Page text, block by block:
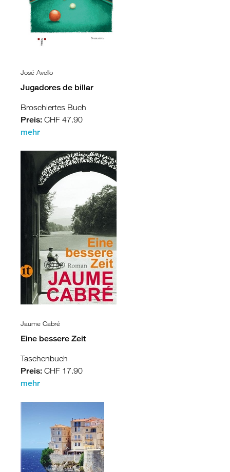
José Avello
Jugadores de billar
Broschiertes Buch
Preis: CHF 47.90
mehr
Jaume Cabré
Eine bessere Zeit
Taschenbuch
Preis: CHF 17.90
mehr